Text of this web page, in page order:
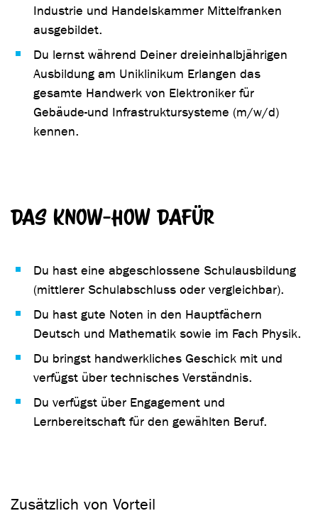
Industrie und Handelskammer Mittelfranken
ausgebildet.
Du lernst während Deiner dreieinhalbjährigen
Ausbildung am Uniklinikum Erlangen das
gesamte Handwerk von Elektroniker für
Gebäude-und Infrastruktursysteme (m/w/d)
kennen.
Das Know-how dafür
Du hast eine abgeschlossene Schulausbildung
(mittlerer Schulabschluss oder vergleichbar).
Du hast gute Noten in den Hauptfächern
Deutsch und Mathematik sowie im Fach Physik.
Du bringst handwerkliches Geschick mit und
verfügst über technisches Verständnis.
Du verfügst über Engagement und
Lernbereitschaft für den gewählten Beruf.
Zusätzlich von Vorteil